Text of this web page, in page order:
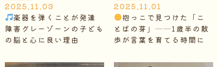
2025.11.03
楽器を弾くことが発達
障害グレーゾーンの子ども
の脳と心に良い理由
2025.11.01
抱っこで見つけた「こ
とばの芽」──1歳半の散
歩が言葉を育てる時間に